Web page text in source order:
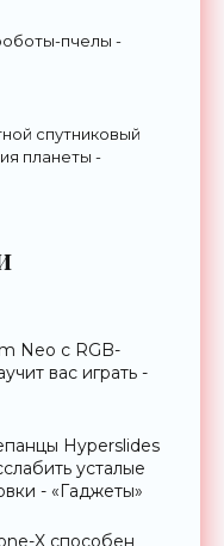
пчелы -
спутниковый
планеты -
Neo с RGB-
вас играть -
Hyperslides
усталые
- «Гаджеты»
X способен